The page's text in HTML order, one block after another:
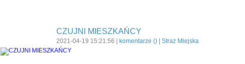
CZUJNI MIESZKAŃCY
2021-04-19 15:21:56 | komentarze ()| Straż Miejska